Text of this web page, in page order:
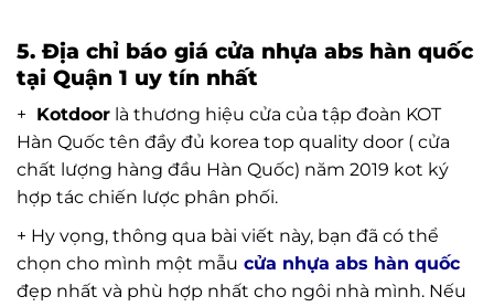
5. Địa chỉ báo giá cửa nhựa abs hàn quốc
tại Quận 1 uy tín nhất
+ Kotdoor là thương hiệu cửa của tập đoàn KOT
Hàn Quốc tên đầy đủ korea top quality door ( cửa
chất lượng hàng đầu Hàn Quốc) năm 2019 kot ký
hợp tác chiến lược phân phối.
+ Hy vọng, thông qua bài viết này, bạn đã có thể
chọn cho mình một mẫu cửa nhựa abs hàn quốc
đẹp nhất và phù hợp nhất cho ngôi nhà mình. Nếu